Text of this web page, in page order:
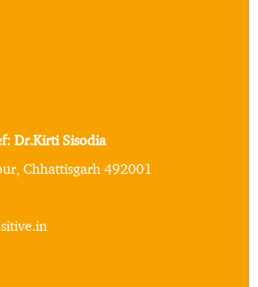
Dr.Kirti Sisodia
Chhattisgarh 492001